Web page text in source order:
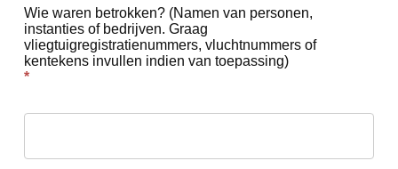
Wie waren betrokken? (Namen van personen,
instanties of bedrijven. Graag
vliegtuigregistratienummers, vluchtnummers of
kentekens invullen indien van toepassing)
*